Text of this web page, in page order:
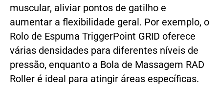
muscular, aliviar pontos de gatilho e
aumentar a flexibilidade geral. Por exemplo, o
Rolo de Espuma TriggerPoint GRID oferece
várias densidades para diferentes níveis de
pressão, enquanto a Bola de Massagem RAD
Roller é ideal para atingir áreas específicas.